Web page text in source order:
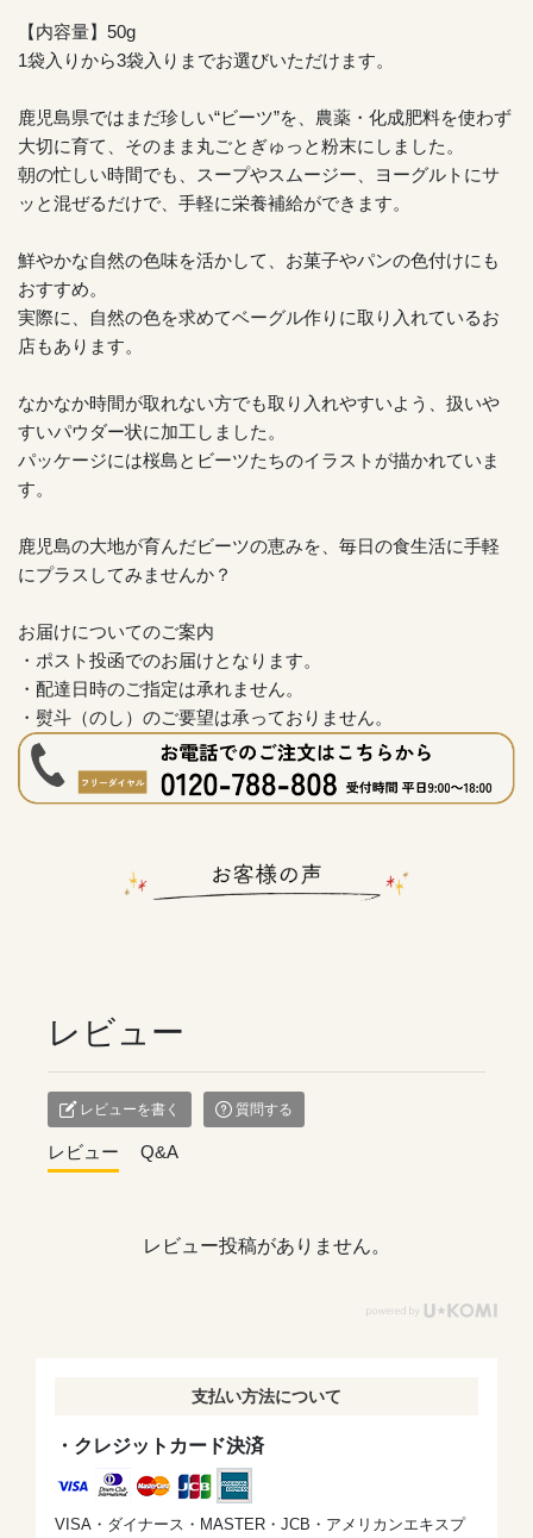
【内容量】50g
1袋入りから3袋入りまでお選びいただけます。
鹿児島県ではまだ珍しい“ビーツ”を、農薬・化成肥料を使わず
大切に育て、そのまま丸ごとぎゅっと粉末にしました。
朝の忙しい時間でも、スープやスムージー、ヨーグルトにサ
ッと混ぜるだけで、手軽に栄養補給ができます。
鮮やかな自然の色味を活かして、お菓子やパンの色付けにも
おすすめ。
実際に、自然の色を求めてベーグル作りに取り入れているお
店もあります。
なかなか時間が取れない方でも取り入れやすいよう、扱いや
すいパウダー状に加工しました。
パッケージには桜島とビーツたちのイラストが描かれていま
す。
鹿児島の大地が育んだビーツの恵みを、毎日の食生活に手軽
にプラスしてみませんか？
お届けについてのご案内
・ポスト投函でのお届けとなります。
・配達日時のご指定は承れません。
・熨斗（のし）のご要望は承っておりません。
レビュー
レビューを書く 質問する
レビュー Q&A
レビュー投稿がありません。
支払い方法について
・クレジットカード決済
VISA・ダイナース・MASTER・JCB・アメリカンエキスプ